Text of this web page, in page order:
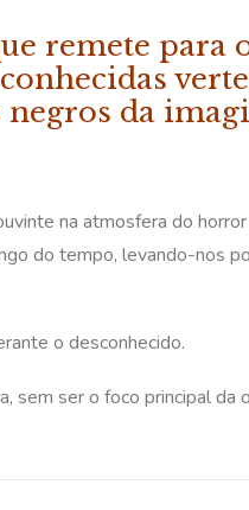
remete para
da
na atmosfera do
do tempo, levando-nos
o desconhecido.
ser o foco principal da